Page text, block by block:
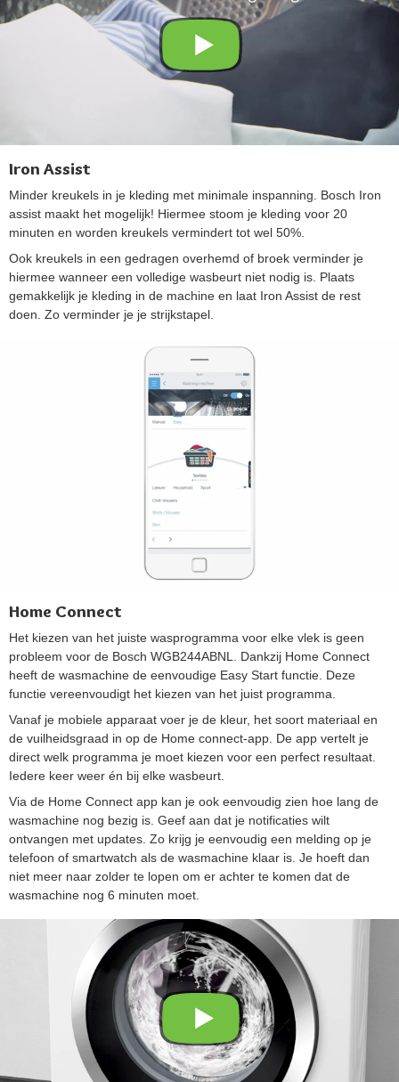
Iron Assist
Minder kreukels in je kleding met minimale inspanning. Bosch Iron
assist maakt het mogelijk! Hiermee stoom je kleding voor 20
minuten en worden kreukels vermindert tot wel 50%.
Ook kreukels in een gedragen overhemd of broek verminder je
hiermee wanneer een volledige wasbeurt niet nodig is. Plaats
gemakkelijk je kleding in de machine en laat Iron Assist de rest
doen. Zo verminder je je strijkstapel.
Home Connect
Het kiezen van het juiste wasprogramma voor elke vlek is geen
probleem voor de Bosch WGB244ABNL. Dankzij Home Connect
heeft de wasmachine de eenvoudige Easy Start functie. Deze
functie vereenvoudigt het kiezen van het juist programma.
Vanaf je mobiele apparaat voer je de kleur, het soort materiaal en
de vuilheidsgraad in op de Home connect-app. De app vertelt je
direct welk programma je moet kiezen voor een perfect resultaat.
Iedere keer weer én bij elke wasbeurt.
Via de Home Connect app kan je ook eenvoudig zien hoe lang de
wasmachine nog bezig is. Geef aan dat je notificaties wilt
ontvangen met updates. Zo krijg je eenvoudig een melding op je
telefoon of smartwatch als de wasmachine klaar is. Je hoeft dan
niet meer naar zolder te lopen om er achter te komen dat de
wasmachine nog 6 minuten moet.